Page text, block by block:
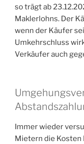
so trägt ab
Maklerlohns. Der
wenn der Käufer
Umkehrschluss
Verkäufer auch
Immer wieder
Mietern die Kosten